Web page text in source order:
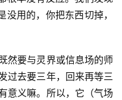
用的，你把东西切掉，
然要与灵界或信息场的师
过去要三年，回来再等三
意义嘛。所以，它（气场